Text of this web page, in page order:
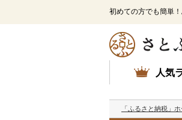
初めての方でも簡単
人気
「ふるさと納税」